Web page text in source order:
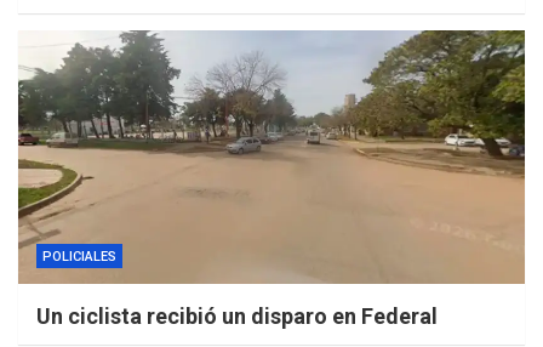
POLICIALES
Un ciclista recibió un disparo en Federal